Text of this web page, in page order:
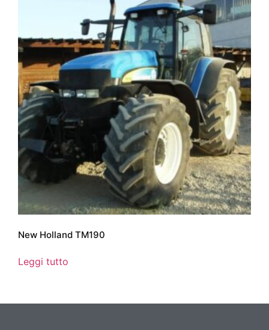
New Holland TM190
Leggi tutto